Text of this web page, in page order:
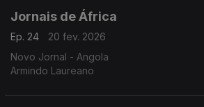
Jornais de África
Ep. 24
20 fev. 2026
Novo Jornal - Angola
Armindo Laureano